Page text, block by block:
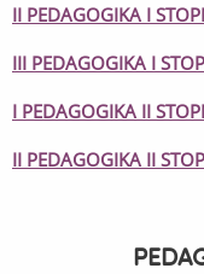
II PEDAGOGIKA I
III PEDAGOGIKA I
I PEDAGOGIKA II
II PEDAGOGIKA II